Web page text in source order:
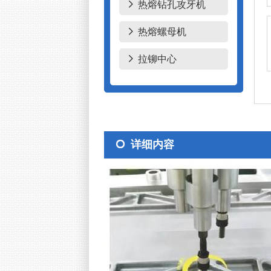
热熔钻孔攻牙机
热熔螺母机
拉铆中心
详细内容